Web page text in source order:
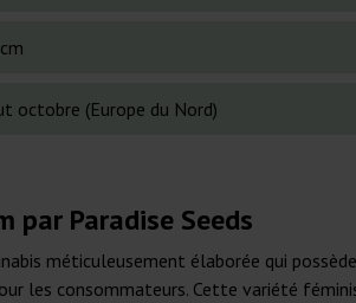
octobre (Europe du Nord)
par Paradise Seeds
méticuleusement élaborée qui
les consommateurs. Cette variété